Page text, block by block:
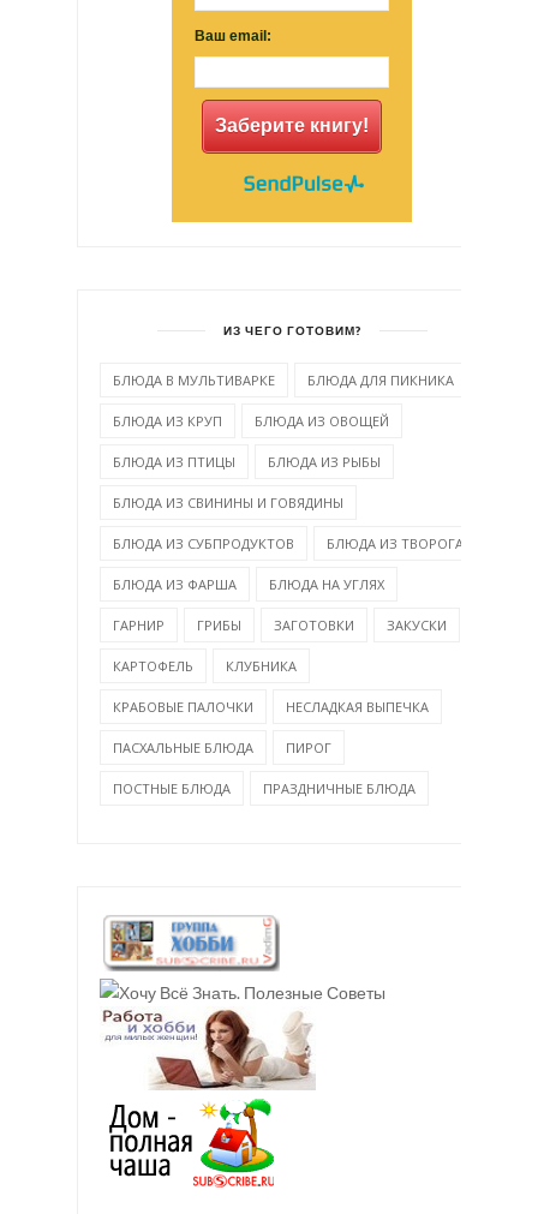
Ваш email:
Заберите книгу!
ИЗ ЧЕГО ГОТОВИМ?
БЛЮДА В МУЛЬТИВАРКЕ БЛЮДА ДЛЯ ПИКНИКА
БЛЮДА ИЗ КРУП БЛЮДА ИЗ ОВОЩЕЙ
БЛЮДА ИЗ ПТИЦЫ БЛЮДА ИЗ РЫБЫ
БЛЮДА ИЗ СВИНИНЫ И ГОВЯДИНЫ
БЛЮДА ИЗ СУБПРОДУКТОВ БЛЮДА ИЗ ТВОРОГА
БЛЮДА ИЗ ФАРША БЛЮДА НА УГЛЯХ
ГАРНИР ГРИБЫ ЗАГОТОВКИ ЗАКУСКИ
КАРТОФЕЛЬ КЛУБНИКА
КРАБОВЫЕ ПАЛОЧКИ НЕСЛАДКАЯ ВЫПЕЧКА
ПАСХАЛЬНЫЕ БЛЮДА ПИРОГ
ПОСТНЫЕ БЛЮДА ПРАЗДНИЧНЫЕ БЛЮДА